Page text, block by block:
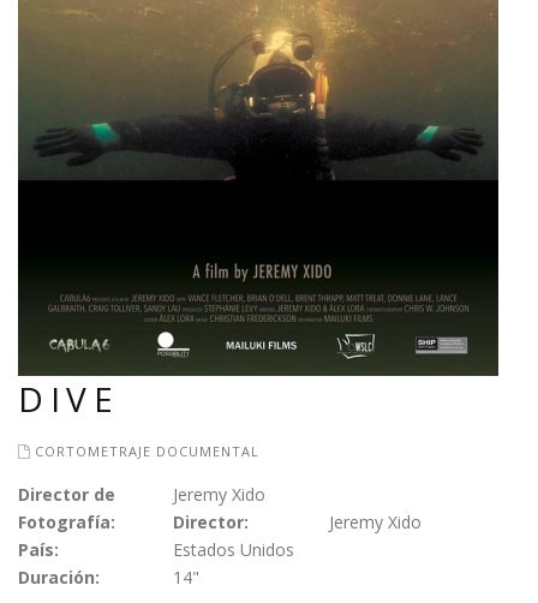
DIVE
CORTOMETRAJE DOCUMENTAL
Director de
Fotografía:
Jeremy Xido
Director:
Jeremy Xido
País:
Estados Unidos
Duración:
14"